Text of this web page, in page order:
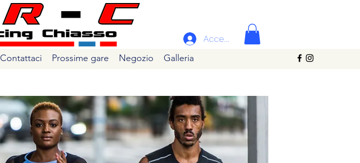
Accedi
Contattaci Prossime gare Negozio Galleria